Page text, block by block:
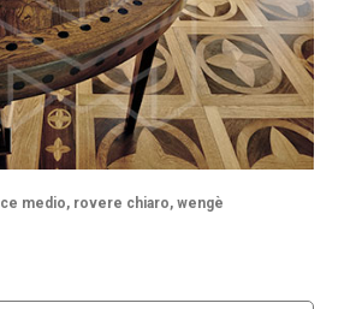
medio, rovere chiaro, wengè